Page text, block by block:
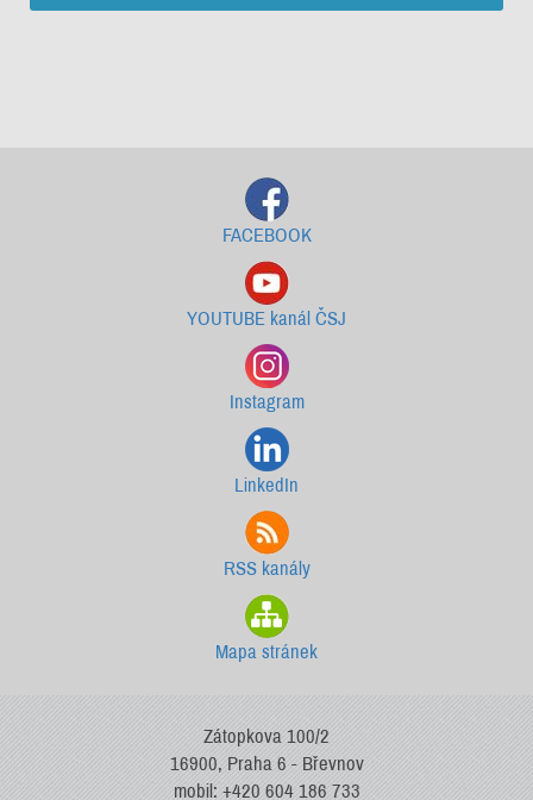
FACEBOOK
YOUTUBE kanál ČSJ
Instagram
LinkedIn
RSS kanály
Mapa stránek
Zátopkova 100/2
16900, Praha 6 - Břevnov
mobil: +420 604 186 733